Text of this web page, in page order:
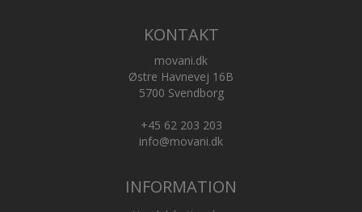
KONTAKT
movani.dk
Østre Havnevej 16B
5700 Svendborg
+45 62 203 203
info@movani.dk
INFORMATION